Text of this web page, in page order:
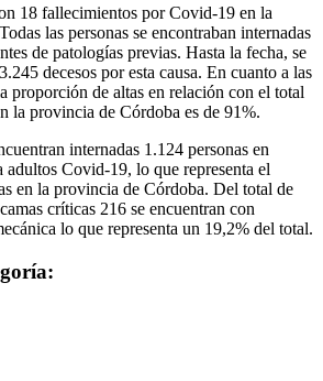
18 fallecimientos por Covid-19 en la
las personas se encontraban internadas
de patologías previas. Hasta la fecha, se
decesos por esta causa. En cuanto a las
proporción de altas en relación con el total
la provincia de Córdoba es de 91%.
internadas 1.124 personas en
adultos Covid-19, lo que representa el
en la provincia de Córdoba. Del total de
críticas 216 se encuentran con
lo que representa un 19,2% del total.